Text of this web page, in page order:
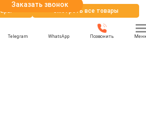
Смотреть все товары
Заказать звонок
Telegram WhatsApp Позвонить